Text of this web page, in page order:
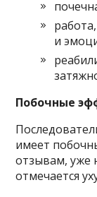
и
Побочные
имеет
отзывам, уже
отмечается